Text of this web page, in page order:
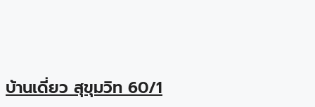
บ้านเดี่ยว สุขุมวิท 60/1